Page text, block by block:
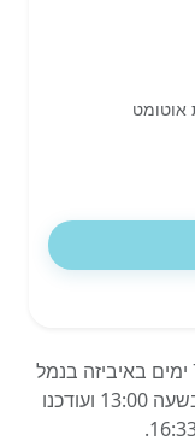
המחירים מבוססים על השכרת רכב ל-7 ימים באיביזה בנמל
התעופה, ספרד, החל מ-13/07/2026 בשעה 13:00 ועודכנו